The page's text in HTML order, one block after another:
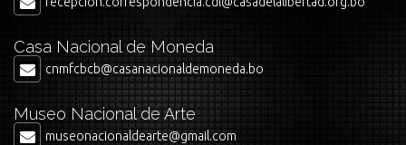
Casa Nacional de Moneda
cnmfcbcb@casanacionaldemoneda.bo
Museo Nacional de Arte
museonacionaldearte@gmail.com